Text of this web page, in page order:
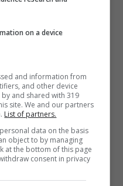
fino a 1.000€
on a device
and information from
and other device
and shared with 319
site. We and our partners
List of partners.
data on the basis
object to by managing
at the bottom of this page
consent in privacy